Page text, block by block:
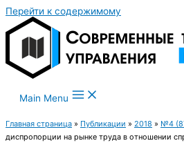
Перейти к содержимому
Main Menu
Главная страница » Публикации » 2018 » №4
диспропорции на рынке труда в отношении